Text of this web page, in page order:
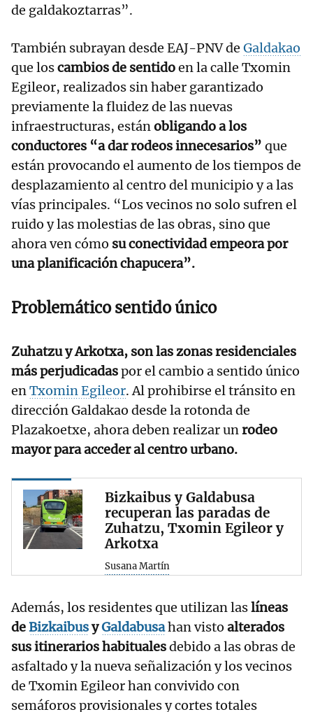
de galdakoztarras”.
También subrayan desde EAJ-PNV de Galdakao
que loscambios de sentidoen la calle Txomin
Egileor, realizados sin haber garantizado
previamente la fluidez de las nuevas
infraestructuras, estánobligando a los
conductores “a dar rodeos innecesarios” que
están provocando el aumento de los tiempos de
desplazamiento al centro del municipio y a las
vías principales. “Los vecinos no solo sufren el
ruido y las molestias de las obras, sino que
ahora ven cómo su conectividad empeora por
una planificación chapucera”.
Problemático sentido único
Zuhatzu y Arkotxa, son las zonas residenciales
más perjudicadaspor el cambio a sentido único
enTxomin Egileor. Al prohibirse el tránsito en
dirección Galdakao desde la rotonda de
Plazakoetxe, ahora deben realizar unrodeo
mayor para acceder al centro urbano.
Bizkaibus y Galdabusa
recuperan las paradas de
Zuhatzu, Txomin Egileor y
Arkotxa
Susana Martín
Además, los residentes que utilizan laslíneas
deBizkaibusyGaldabusahan visto alterados
sus itinerarios habitualesdebido a las obras de
asfaltado y la nueva señalización y los vecinos
de Txomin Egileor han convivido con
semáforos provisionales y cortes totales